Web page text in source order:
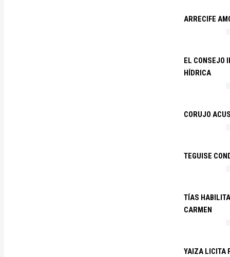
ARRECIFE
EL CONSEJO
HÍDRICA
CORUJO
TEGUISE
TÍAS
CARMEN
YAIZA LICITA